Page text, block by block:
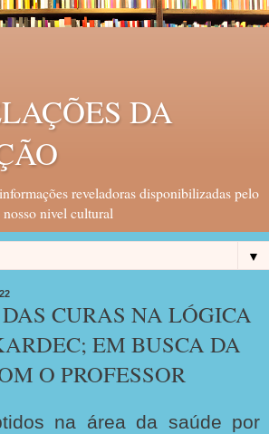
DA
reveladoras disponibilizadas pelo
nivel cultural
▼
CURAS NA LÓGICA
EM BUSCA DA
O PROFESSOR
na área da saúde por